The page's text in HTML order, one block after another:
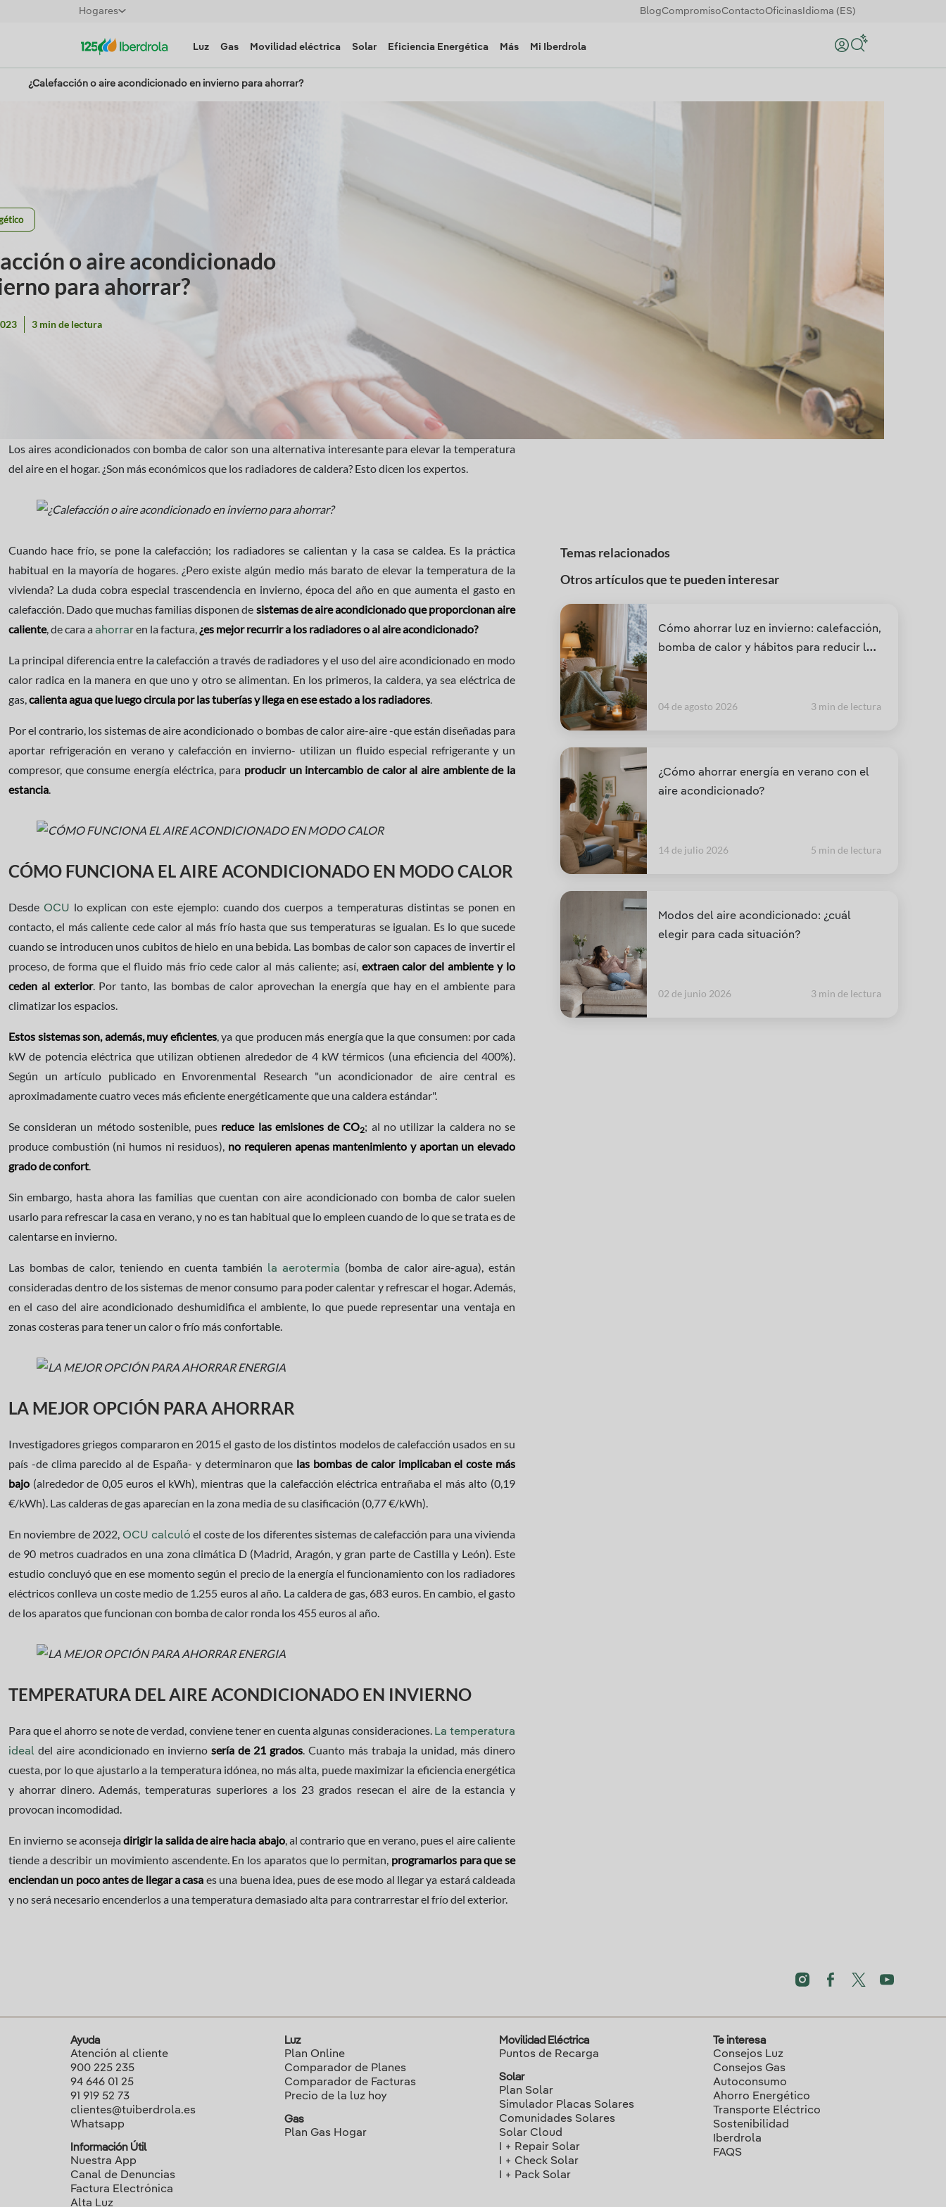
Hogares BlogCompromisoContactoOficinas Idioma (ES)
Luz Gas Movilidad eléctrica Solar Eficiencia Energética Más Mi Iberdrola Buscar
¿Calefacción o aire acondicionado en invierno para ahorrar?
o aire acondicionado
para ahorrar?
3 min de lectura
Los aires acondicionados con bomba de calor son una alternativa interesante para elevar la temperatura
del aire en el hogar. ¿Son más económicos que los radiadores de caldera? Esto dicen los expertos.
Cuando hace frío, se pone la calefacción; los radiadores se calientan y la casa se caldea. Es la práctica
habitual en la mayoría de hogares. ¿Pero existe algún medio más barato de elevar la temperatura de la
vivienda? La duda cobra especial trascendencia en invierno, época del año en que aumenta el gasto en
calefacción. Dado que muchas familias disponen de sistemas de aire acondicionado que proporcionan aire
caliente, de cara a ahorraren la factura,¿es mejor recurrir a los radiadores o al aire acondicionado?
La principal diferencia entre la calefacción a través de radiadores y el uso del aire acondicionado en modo
calor radica en la manera en que uno y otro se alimentan. En los primeros, la caldera, ya sea eléctrica de
gas,calienta agua que luego circula por las tuberías y llega en ese estado a los radiadores.
Por el contrario, los sistemas de aire acondicionado o bombas de calor aire-aire -que están diseñadas para
aportar refrigeración en verano y calefacción en invierno- utilizan un fluido especial refrigerante y un
compresor, que consume energía eléctrica, para producir un intercambio de calor al aire ambiente de la
estancia.
CÓMO FUNCIONA EL AIRE ACONDICIONADO EN MODO CALOR
Desde OCU lo explican con este ejemplo: cuando dos cuerpos a temperaturas distintas se ponen en
contacto, el más caliente cede calor al más frío hasta que sus temperaturas se igualan. Es lo que sucede
cuando se introducen unos cubitos de hielo en una bebida. Las bombas de calor son capaces de invertir el
proceso, de forma que el fluido más frío cede calor al más caliente; así, extraen calor del ambiente y lo
ceden al exterior. Por tanto, las bombas de calor aprovechan la energía que hay en el ambiente para
climatizar los espacios.
Estos sistemas son, además, muy eficientes, ya que producen más energía que la que consumen: por cada
kW de potencia eléctrica que utilizan obtienen alrededor de 4 kW térmicos (una eficiencia del 400%).
Según un artículo publicado en Envorenmental Research "un acondicionador de aire central es
aproximadamente cuatro veces más eficiente energéticamente que una caldera estándar".
Se consideran un método sostenible, pues reduce las emisiones de CO2; al no utilizar la caldera no se
produce combustión (ni humos ni residuos), no requieren apenas mantenimiento y aportan un elevado
grado de confort.
Sin embargo, hasta ahora las familias que cuentan con aire acondicionado con bomba de calor suelen
usarlo para refrescar la casa en verano, y no es tan habitual que lo empleen cuando de lo que se trata es de
calentarse en invierno.
Las bombas de calor, teniendo en cuenta también la aerotermia (bomba de calor aire-agua), están
consideradas dentro de los sistemas de menor consumo para poder calentar y refrescar el hogar. Además,
en el caso del aire acondicionado deshumidifica el ambiente, lo que puede representar una ventaja en
zonas costeras para tener un calor o frío más confortable.
LA MEJOR OPCIÓN PARA AHORRAR
Investigadores griegos compararon en 2015 el gasto de los distintos modelos de calefacción usados en su
país -de clima parecido al de España- y determinaron que las bombas de calor implicaban el coste más
bajo (alrededor de 0,05 euros el kWh), mientras que la calefacción eléctrica entrañaba el más alto (0,19
€/kWh). Las calderas de gas aparecían en la zona media de su clasificación (0,77 €/kWh).
En noviembre de 2022, OCU calculó el coste de los diferentes sistemas de calefacción para una vivienda
de 90 metros cuadrados en una zona climática D (Madrid, Aragón, y gran parte de Castilla y León). Este
estudio concluyó que en ese momento según el precio de la energía el funcionamiento con los radiadores
eléctricos conlleva un coste medio de 1.255 euros al año. La caldera de gas, 683 euros. En cambio, el gasto
de los aparatos que funcionan con bomba de calor ronda los 455 euros al año.
TEMPERATURA DEL AIRE ACONDICIONADO EN INVIERNO
Para que el ahorro se note de verdad, conviene tener en cuenta algunas consideraciones. La temperatura
ideal del aire acondicionado en inviernosería de 21 grados. Cuanto más trabaja la unidad, más dinero
cuesta, por lo que ajustarlo a la temperatura idónea, no más alta, puede maximizar la eficiencia energética
y ahorrar dinero. Además, temperaturas superiores a los 23 grados resecan el aire de la estancia y
provocan incomodidad.
En invierno se aconsejadirigir la salida de aire hacia abajo, al contrario que en verano, pues el aire caliente
tiende a describir un movimiento ascendente. En los aparatos que lo permitan, programarlos para que se
enciendan un poco antes de llegar a casa es una buena idea, pues de ese modo al llegar ya estará caldeada
y no será necesario encenderlos a una temperatura demasiado alta para contrarrestar el frío del exterior.
Temas relacionados
Otros artículos que te pueden interesar
Cómo ahorrar luz en invierno: calefacción,
bomba de calor y hábitos para reducir la
04 de agosto 2026 3 min de lectura
¿Cómo ahorrar energía en verano con el
aire acondicionado?
14 de julio 2026 5 min de lectura
Modos del aire acondicionado: ¿cuál
elegir para cada situación?
02 de junio 2026 3 min de lectura
Ayuda
Atención al cliente
900 225 235
94 646 01 25
91 919 52 73
clientes@tuiberdrola.es
Whatsapp
Información Útil
Nuestra App
Canal de Denuncias
Factura Electrónica
Alta Luz
Luz
Plan Online
Comparador de Planes
Comparador de Facturas
Precio de la luz hoy
Gas
Plan Gas Hogar
Movilidad Eléctrica
Puntos de Recarga
Solar
Plan Solar
Simulador Placas Solares
Comunidades Solares
Solar Cloud
I + Repair Solar
I + Check Solar
I + Pack Solar
Te interesa
Consejos Luz
Consejos Gas
Autoconsumo
Ahorro Energético
Transporte Eléctrico
Sostenibilidad
Iberdrola
FAQS